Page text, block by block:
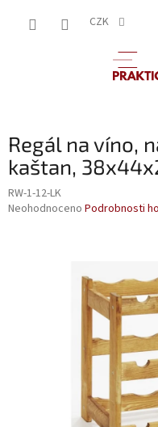
CZK
Regál na víno,
kaštan,
RW-1-12-LK
Průměrné
Neohodnoceno Podrobnosti